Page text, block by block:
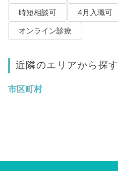
時短相談可
4月入職可
オンライン診療
近隣のエリアから探す
市区町村